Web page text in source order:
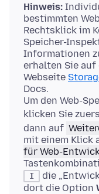
Hinweis:
bestimmten
Rechtsklick im
Speicher-
Informationen
erhalten Sie
Webseite
Docs.
Um den Web-
klicken Sie
dann auf
mit einem Klick
für Web-
I
die
dort die Option